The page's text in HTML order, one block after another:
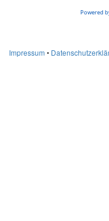
Powered
Impressum •